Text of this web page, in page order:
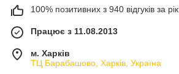
100% позитивних з 940 відгуків за рік
Працює з 11.08.2013
м. Харків
ТЦ Барабашово, Харків, Україна